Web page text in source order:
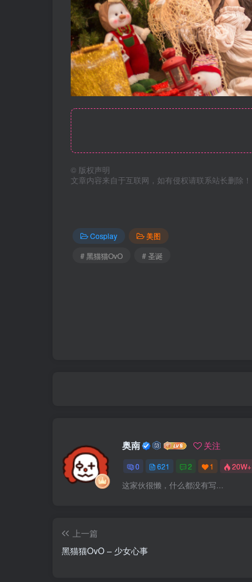
© 版权声明
文章内容来自于互联网，如有侵权请联系站长删除！
Cosplay
美图
# 黑猫猫OvO
# 圣诞
奥南 关注
0 621 2 1 20W+
这家伙很懒，什么都没有写...
上一篇
黑猫猫OvO – 少女心事